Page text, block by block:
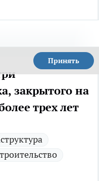
Принять
закрытого на
трех лет